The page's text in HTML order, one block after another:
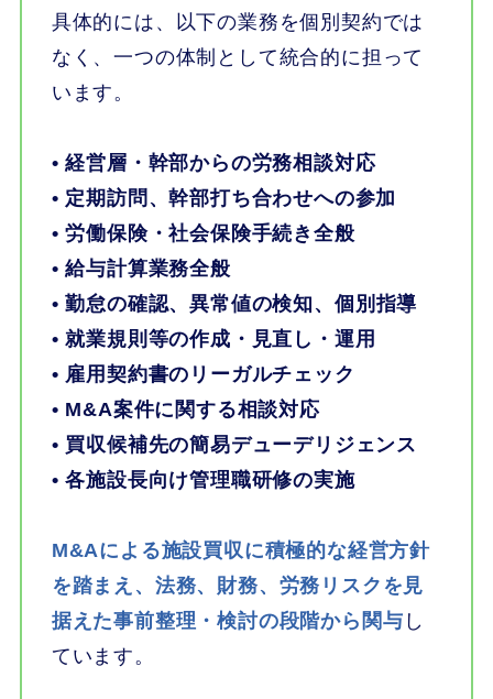
具体的には、以下の業務を個別契約では
なく、一つの体制として統合的に担って
います。
• 経営層・幹部からの労務相談対応
• 定期訪問、幹部打ち合わせへの参加
• 労働保険・社会保険手続き全般
• 給与計算業務全般
•勤怠の確認、異常値の検知、個別指導
• 就業規則等の作成・見直し・運用
• 雇用契約書の リーガルチェック
• M&A案件に関する相談対応
• 買収候補先の簡易デューデリジェンス
• 各施設長向け管理職研修の実施
M&Aによる施設買収に積極的な経営方針
を踏まえ、法務、財務、労務リスクを見
据えた事前整理・検討の段階から関与 し
ています。